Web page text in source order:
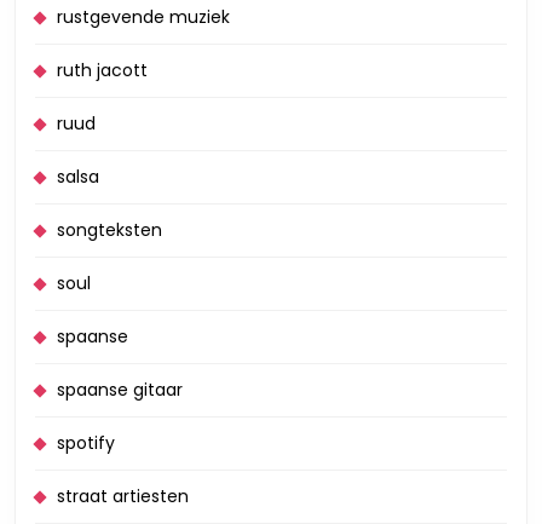
rustgevende muziek
ruth jacott
ruud
salsa
songteksten
soul
spaanse
spaanse gitaar
spotify
straat artiesten